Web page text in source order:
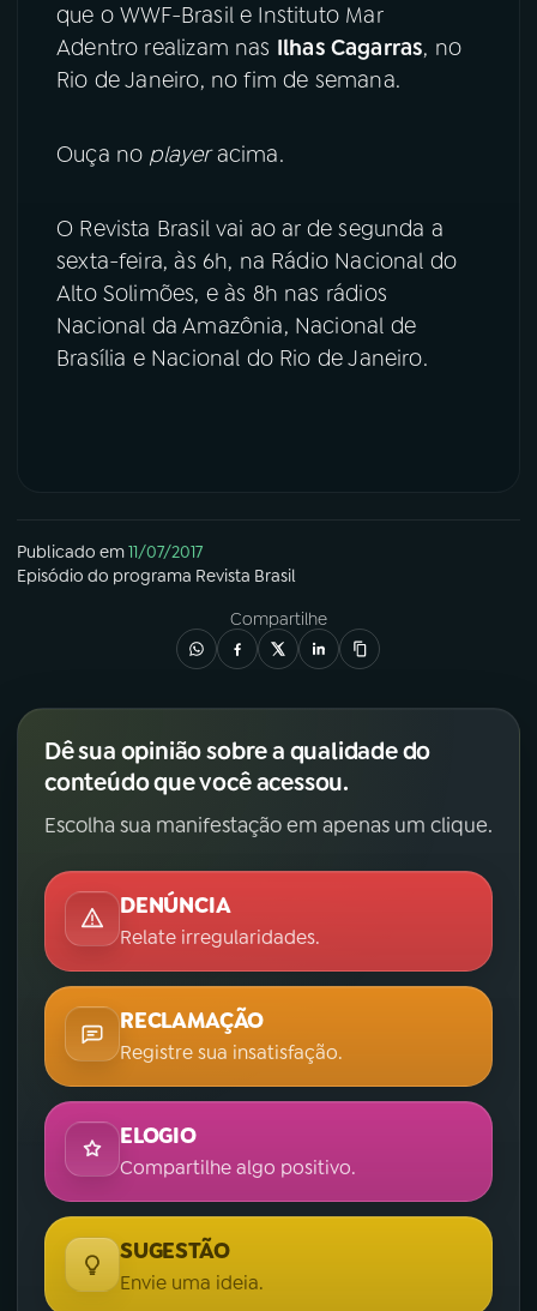
TikTok
que o WWF-Brasil e Instituto Mar
Adentro realizam nas Ilhas Cagarras, no
Rio de Janeiro, no fim de semana.
Ouça no playeracima.
O Revista Brasil vai ao ar de segunda a
sexta-feira, às 6h, na Rádio Nacional do
Alto Solimões, e às 8h nas rádios
Nacional da Amazônia, Nacional de
Brasília e Nacional do Rio de Janeiro.
Publicado em11/07/2017
Episódio do programa Revista Brasil
Compartilhe
Dê sua opinião sobre a qualidade do
conteúdo que você acessou.
Escolha sua manifestação em apenas um clique.
DENÚNCIA
Relate irregularidades.
RECLAMAÇÃO
Registre sua insatisfação.
ELOGIO
Compartilhe algo positivo.
SUGESTÃO
Envie uma ideia.